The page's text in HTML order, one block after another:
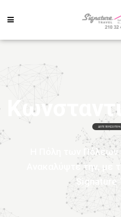
Η Πόλη των Πόλεων
Ανακαλύψτε την, με
Signature
ΔΕΙΤΕ ΠΕΡΙΣΣΟΤΕΡΑ